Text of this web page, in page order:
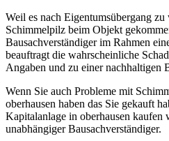
Weil es nach Eigentumsübergang
Schimmelpilz beim Objekt
Bausachverständiger im Rahmen
beauftragt die wahrscheinliche
Angaben und zu einer nachhaltigen
Wenn Sie auch Probleme mit
oberhausen haben das Sie gekauft
Kapitalanlage in oberhausen kaufen
unabhängiger Bausachverständiger.